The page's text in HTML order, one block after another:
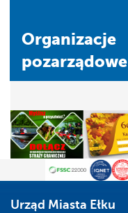
Organizacje
pozarządowe
Urząd Miasta Ełku